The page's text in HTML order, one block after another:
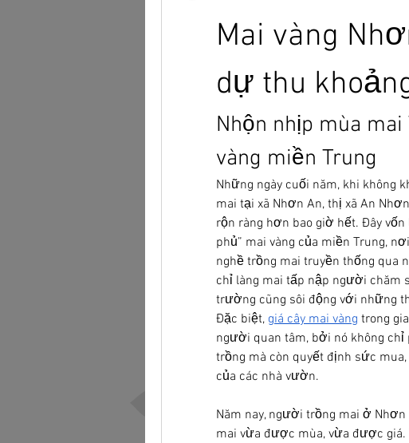
Mai vàng
dự thu
Nhộn nhịp mùa
vàng miền Trung
Những ngày cuối năm, khi không
mai tại xã Nhơn An, thị xã An
rộn ràng hơn bao giờ hết. Đây
phủ” mai vàng của miền Trung,
nghề trồng mai truyền thống qua
chỉ làng mai tấp nập người chăm
trường cũng sôi động với những
Đặc biệt, giá cây mai vàng trong
người quan tâm, bởi nó không
trồng mà còn quyết định sức
của các nhà vườn.
Năm nay, người trồng mai ở
mai vừa được mùa, vừa được giá.